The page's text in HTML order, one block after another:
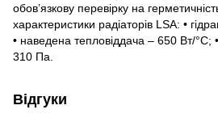
обов’язкову перевірку на
характеристики радіаторів LSA: •
• наведена тепловіддача – 650 Вт/°С;
310 Па.
Відгуки